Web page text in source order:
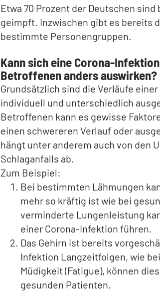
Etwa 70 Prozent der Deutschen
geimpft. Inzwischen gibt es bereits
bestimmte Personengruppen.
Kann sich eine Corona-
Betroffenen anders auswirken?
Grundsätzlich sind die Verläufe
individuell und unterschiedlich
Betroffenen kann es gewisse
einen schwereren Verlauf oder
hängt unter anderem auch von den
Schlaganfalls ab.
Zum Beispiel:
Bei bestimmten Lähmungen
mehr so kräftig ist wie bei
verminderte Lungenleistung
einer Corona-Infektion führen.
Das Gehirn ist bereits
Infektion Langzeitfolgen, wie
Müdigkeit (Fatigue), können
gesunden Patienten.